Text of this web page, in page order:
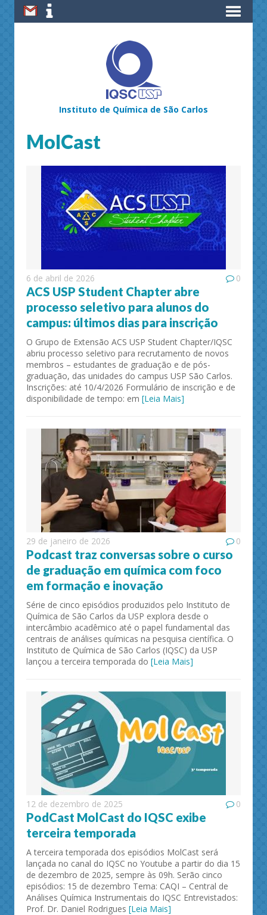
Instituto de Química de São Carlos
MolCast
6 de abril de 2026 0
ACS USP Student Chapter abre
processo seletivo para alunos do
campus: últimos dias para inscrição
O Grupo de Extensão ACS USP Student Chapter/IQSC
abriu processo seletivo para recrutamento de novos
membros – estudantes de graduação e de pós-
graduação, das unidades do campus USP São Carlos.
Inscrições: até 10/4/2026 Formulário de inscrição e de
disponibilidade de tempo: em [Leia Mais]
29 de janeiro de 2026 0
Podcast traz conversas sobre o curso
de graduação em química com foco
em formação e inovação
Série de cinco episódios produzidos pelo Instituto de
Química de São Carlos da USP explora desde o
intercâmbio acadêmico até o papel fundamental das
centrais de análises químicas na pesquisa científica. O
Instituto de Química de São Carlos (IQSC) da USP
lançou a terceira temporada do [Leia Mais]
12 de dezembro de 2025 0
PodCast MolCast do IQSC exibe
terceira temporada
A terceira temporada dos episódios MolCast será
lançada no canal do IQSC no Youtube a partir do dia 15
de dezembro de 2025, sempre às 09h. Serão cinco
episódios: 15 de dezembro Tema: CAQI – Central de
Análises Química Instrumentais do IQSC Entrevistados:
Prof. Dr. Daniel Rodrigues [Leia Mais]